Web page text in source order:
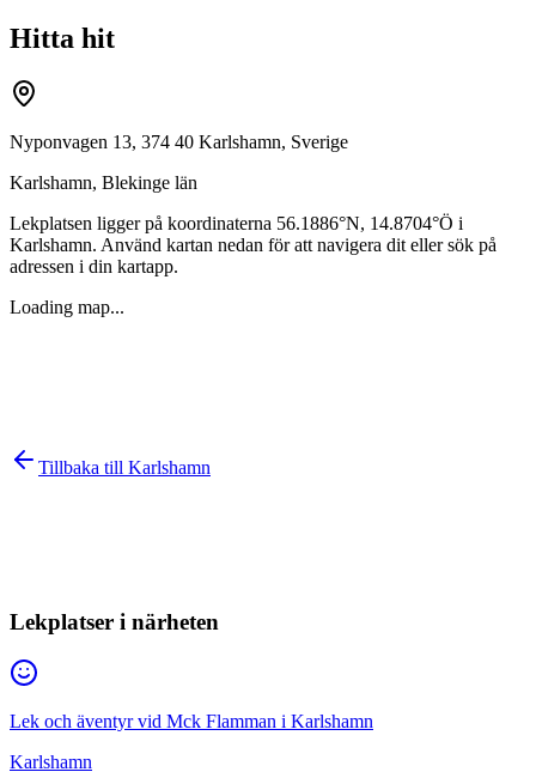
Hitta hit
Nyponvagen 13, 374 40 Karlshamn, Sverige
Karlshamn, Blekinge län
Lekplatsen ligger på koordinaterna 56.1886°N, 14.8704°Ö i
Karlshamn. Använd kartan nedan för att navigera dit eller sök på
adressen i din kartapp.
Loading map...
Tillbaka till Karlshamn
Lekplatser i närheten
Lek och äventyr vid Mck Flamman i Karlshamn
Karlshamn